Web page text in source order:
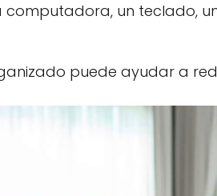
computadora, un teclado,
puede ayudar a